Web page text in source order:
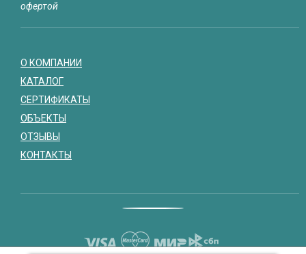
офертой
О КОМПАНИИ
КАТАЛОГ
СЕРТИФИКАТЫ
ОБЪЕКТЫ
ОТЗЫВЫ
КОНТАКТЫ